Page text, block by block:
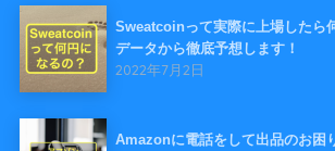
Sweatcoinって実際に上場したら
データから徹底予想します！
2022年7月2日
Amazonに電話をして出品のお困